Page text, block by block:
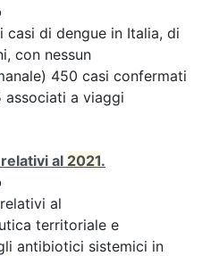
casi di dengue in Italia, di
con nessun
450 casi confermati
associati a viaggi
al 2021.
al
territoriale e
antibiotici sistemici in